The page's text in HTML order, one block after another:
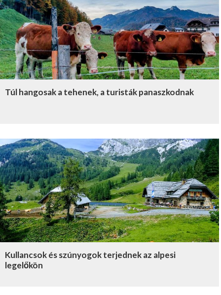
Túl hangosak a tehenek, a turisták panaszkodnak
Kullancsok és szúnyogok terjednek az alpesi
legelőkön